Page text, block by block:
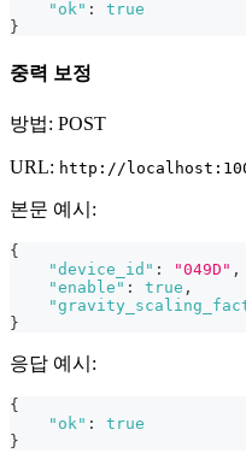
"ok" :
true
}
중력 보정
방법: POST
URL: http://
본문 예시:
{
"device_id" : "049D" ,
"enable" : true ,
}
응답 예시:
{
"ok" :
true
}